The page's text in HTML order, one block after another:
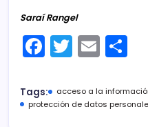
Saraí Rangel
F
a
c
e
T
w
itt
er
E
m
ai
l p
Tags: acceso a la
protección de datos